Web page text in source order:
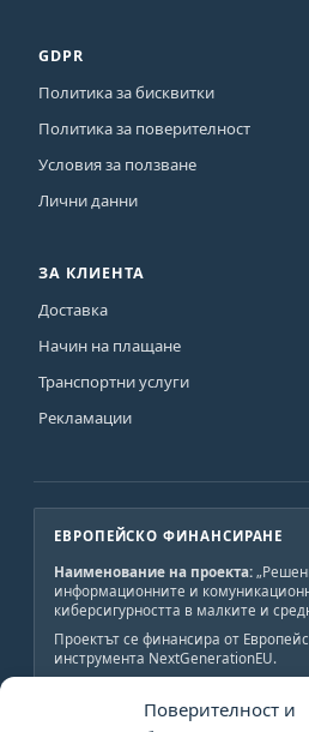
Поверителност и
GDPR
Политика за бисквитки
Политика за поверителност
Условия за ползване
Лични данни
ЗА КЛИЕНТА
Доставка
Начин на плащане
Транспортни услуги
Рекламации
ЕВРОПЕЙСКО ФИНАНСИРАНЕ
Наименование на проекта:
информационните и
киберсигурността в малките и
Проектът се финансира от
инструмента NextGenerationEU.
Обща стойност:19 800 лв., от които